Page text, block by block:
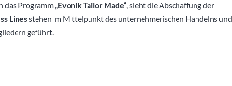
das Programm „Evonik Tailor Made“, sieht die Abschaffung der
Linesstehen im Mittelpunkt des unternehmerischen Handelns und
geführt.